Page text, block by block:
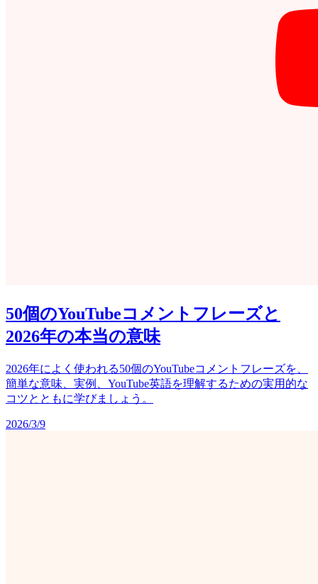
50個のYouTubeコメントフレーズと
2026年の本当の意味
2026年によく使われる50個のYouTubeコメントフレーズを、
簡単な意味、実例、YouTube英語を理解するための実用的な
コツとともに学びましょう。
2026/3/9